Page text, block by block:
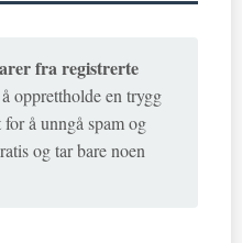
fra registrerte
opprettholde en trygg
å unngå spam og
og tar bare noen